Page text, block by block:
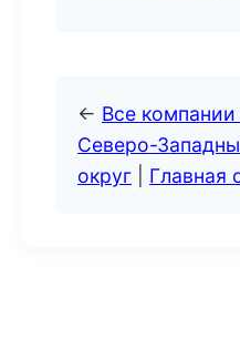
← Все компании
Северо-
округ
Главная